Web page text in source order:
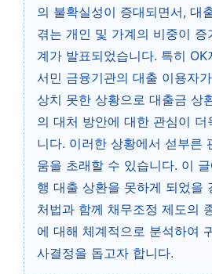
의 불확실성이 증대되면서, 대
겪는 개인 및 가계의 비중이 증
계가 발표되었습니다. 특히 OK
서민 금융기관의 대출 이용자
상치 못한 상황으로 대출금 상
의 대처 방안에 대한 관심이 더
니다. 이러한 상황에서 섣부른
움을 초래할 수 있습니다. 이
행 대출 상환을 못하게 되었을
처법과 함께 채무조정 제도의
에 대해 체계적으로 분석하여
사결정을 돕고자 합니다.